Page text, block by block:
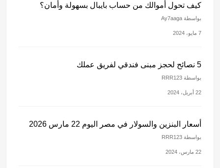
كيف تحول أموالك من حساب بايبال بسهولة وأمان؟
بواسطة Ay7aaga
7 مايو، 2024
5 نصائح لحجز مبنى فندقي لفريق عملك
بواسطة RRR123
22 أبريل، 2024
أسعار البنزين والسولار في مصر اليوم 22 مارس 2026
بواسطة RRR123
22 مارس، 2024